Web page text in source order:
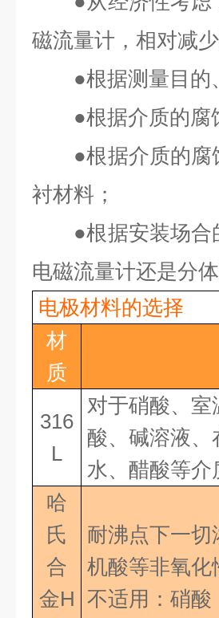
磁流量计，相对减
●根据测量目的
●根据介质的腐
●根据介质的
衬材料；
●根据安装场
电磁流量计还是分
电极材料的选择
材
质
316
L
对于硝酸、室
酸、碱溶液、
水、醋酸等介
哈
氏
合
金H
耐沸点下一
机酸等非氧
不适用：硝酸